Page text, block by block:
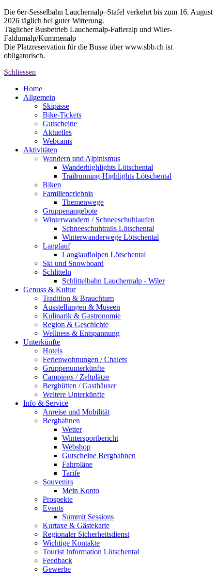
Die 6er-Sesselbahn Lauchernalp–Stafel verkehrt bis zum 16. August
2026 täglich bei guter Witterung.
Täglicher Busbetrieb Lauchernalp-Fafleralp und Wiler-
Faldumalp/Kummenalp
Die Platzreservation für die Busse über www.sbb.ch ist
obligatorisch.
Schliessen
Home
Allgemein
Skipässe
Bike-Tickets
Gutscheine
Aktuelles
Webcams
Aktivitäten
Wandern und Alpinismus
Wanderhighlights Lötschental
Trailrunning-Highlights Lötschental
Biken
Familienerlebnis
Themenwege
Gruppenangebote
Winterwandern / Schneeschuhlaufen
Schneeschuhtrails Lötschental
Winterwanderwege Lötschental
Langlauf
Langlaufloipen Lötschental
Ski und Snowboard
Schlitteln
Schlittelbahn Lauchernalp - Wiler
Genuss & Kultur
Tradition & Brauchtum
Ausstellungen & Museen
Kulinarik & Gastronomie
Region & Geschichte
Wellness & Entspannung
Unterkünfte
Hotels
Ferienwohnungen / Chalets
Gruppenunterkünfte
Campings / Zeltplätze
Berghütten / Gasthäuser
Weitere Unterkünfte
Info & Service
Anreise und Mobilität
Bergbahnen
Wetter
Wintersportbericht
Webshop
Gutscheine Bergbahnen
Fahrpläne
Tarife
Souvenirs
Mein Konto
Prospekte
Events
Summit Sessions
Kurtaxe & Gästekarte
Regionaler Sicherheitsdienst
Wichtige Kontakte
Tourist Information Lötschental
Feedback
Gewerbe